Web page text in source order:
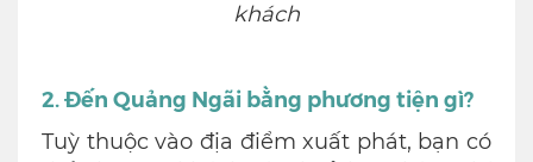
khách
2. Đến Quảng Ngãi bằng phương tiện gì?
Tuỳ thuộc vào địa điểm xuất phát, bạn có